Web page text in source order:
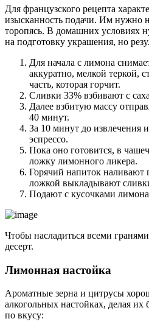
Для французского рецепта
изысканность подачи. Им нужно
торопясь. В домашних условиях
на подготовку украшения, но
Для начала с лимона
аккуратно, мелкой теркой,
часть, которая горчит.
Сливки 33% взбивают с
Далее взбитую массу
40 минут.
За 10 минут до извлечения
эспрессо.
Пока оно готовится, в
ложку лимонного ликера.
Горячий напиток наливают
ложкой выкладывают
Подают с кусочками
Чтобы насладиться всеми
десерт.
Лимонная настойка
Ароматные зерна и цитрусы
алкогольных настойках, делая
по вкусу: